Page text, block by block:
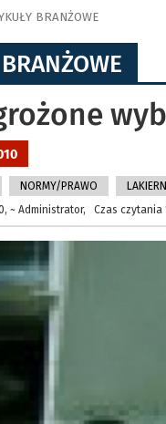
BRANŻOWE
NORMY/PRAWO
~ Administrator, Czas czytania